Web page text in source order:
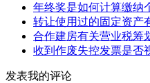
年终奖是如何计算缴纳
转让使用过的固定资产
合作建房有关营业税筹
收到作废失控发票是否
发表我的评论